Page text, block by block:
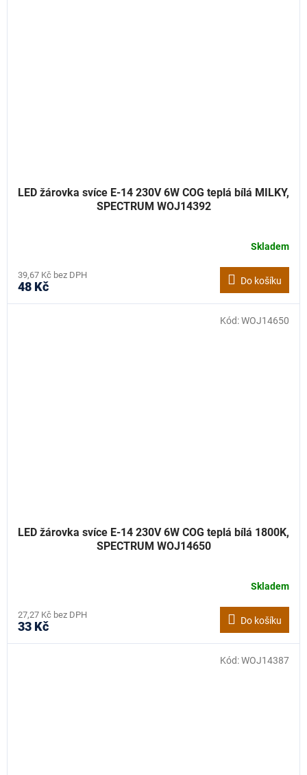
LED žárovka svíce E-14 230V 6W COG teplá bílá MILKY,
SPECTRUM WOJ14392
Skladem
39,67 Kč bez DPH
48 Kč Do košíku
LED žárovka svíce E-14 230V 6W COG teplá bílá 1800K,
SPECTRUM WOJ14650
Skladem
27,27 Kč bez DPH
33 Kč Do košíku
Kód:WOJ14650
Kód:WOJ14387